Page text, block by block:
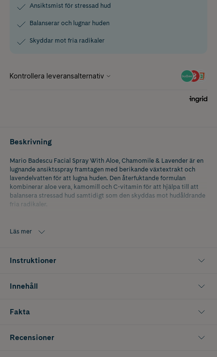
Ansiktsmist för stressad hud
Balanserar och lugnar huden
Skyddar mot fria radikaler
Beskrivning
Mario Badescu Facial Spray With Aloe, Chamomile & Lavender är en
lugnande ansiktsspray framtagen med berikande växtextrakt och
lavendelvatten för att lugna huden. Den återfuktande formulan
kombinerar aloe vera, kamomill och C-vitamin för att hjälpa till att
balansera stressad hud samtidigt som den skyddas mot hudåldrande
fria radikaler.
Läs mer
Instruktioner
Innehåll
Fakta
Recensioner